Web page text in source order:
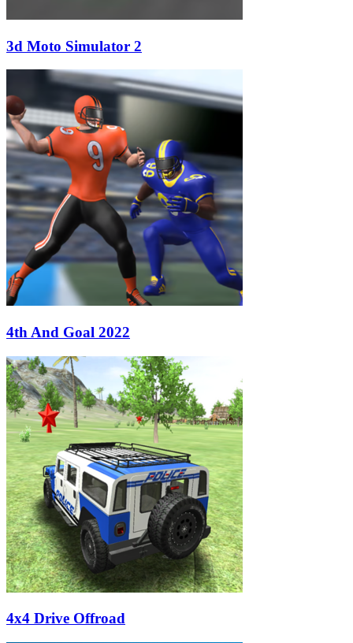
3d Moto Simulator 2
4th And Goal 2022
4x4 Drive Offroad